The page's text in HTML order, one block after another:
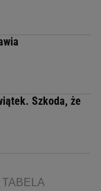
Szkoda, że
TABELA